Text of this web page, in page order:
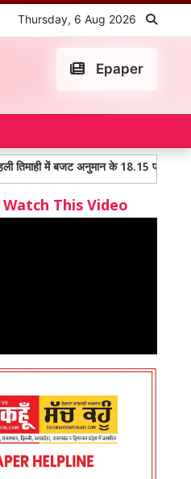
Thursday, 6 Aug 2026
Epaper
बजट अनुमान के 18.15 प्रतिशत पर
This Video